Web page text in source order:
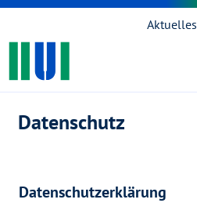
Zur Navigation springen
Zum Inhalt springen
Aktuelles
Datenschutz
Datenschutzerklärung